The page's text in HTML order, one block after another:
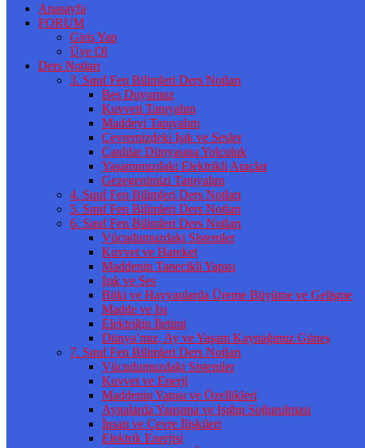
Anasayfa
FORUM
Giriş Yap
Üye Ol
Ders Notları
3. Sınıf Fen Bilimleri Ders Notları
Beş Duyumuz
Kuvveti Tanıyalım
Maddeyi Tanıyalım
Çevremizdeki Işık ve Sesler
Canlılar Dünyasına Yolculuk
Yaşamımızdaki Elektrikli Araçlar
Gezegenimizi Tanıyalım
4. Sınıf Fen Bilimleri Ders Notları
5. Sınıf Fen Bilimleri Ders Notları
6. Sınıf Fen Bilimleri Ders Notları
Vücudumuzdaki Sistemler
Kuvvet ve Hareket
Maddenin Tanecikli Yapısı
Işık ve Ses
Bitki ve Hayvanlarda Üreme Büyüme ve Gelişme
Madde ve Isı
Elektriğin İletimi
Dünya’mız, Ay ve Yaşam Kaynağımız Güneş
7. Sınıf Fen Bilimleri Ders Notları
Vücudumuzdaki Sistemler
Kuvvet ve Enerji
Maddenin Yapısı ve Özellikleri
Aynalarda Yansıma ve Işığın Soğurulması
İnsan ve Çevre İlişkileri
Elektrik Enerjisi